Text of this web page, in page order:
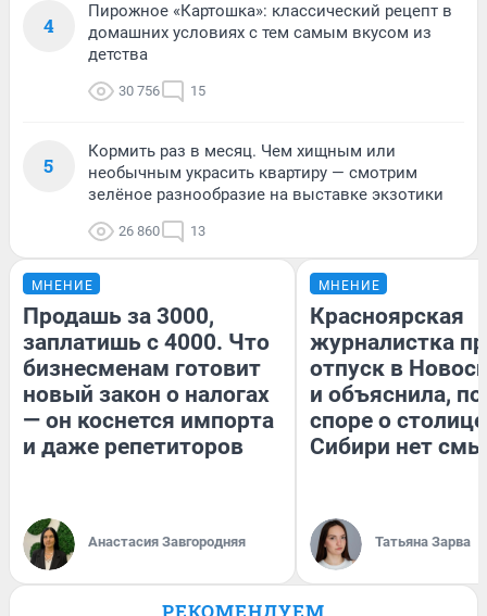
4
Пирожное «Картошка»: классический рецепт в
домашних условиях с тем самым вкусом из
детства
30 756 15
5
Кормить раз в месяц. Чем хищным или
необычным украсить квартиру — смотрим
зелёное разнообразие на выставке экзотики
26 860 13
МНЕНИЕ
Продашь за 3000,
заплатишь с 4000. Что
бизнесменам готовит
новый закон о налогах
— он коснется импорта
и даже репетиторов
Анастасия Завгородняя
МНЕНИЕ
Красноярская
журналистка
отпуск в
и объяснила,
споре о столице
Сибири нет
Татьяна Зарва